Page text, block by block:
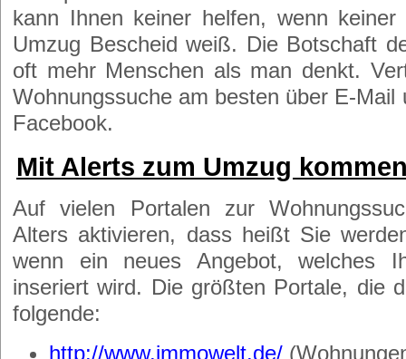
kann Ihnen keiner helfen, wenn
Umzug Bescheid weiß. Die Botschaft
oft mehr Menschen als man denkt.
Wohnungssuche am besten über E-
Facebook.
Mit Alerts zum Umzug
Auf vielen Portalen zur
Alters aktivieren, dass heißt Sie
wenn ein neues Angebot, welches
inseriert wird. Die größten Portale, die
folgende:
http://www.immowelt.de/